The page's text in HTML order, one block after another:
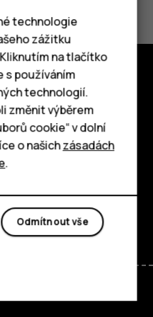
LinkedinDiscord
technologie
zážitku
na tlačítko
s používáním
technologií.
změnit výběrem
cookie“ v dolní
o našichzásadách
.
Odmítnout vše